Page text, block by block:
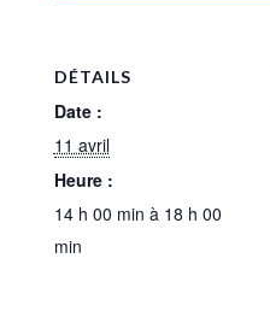
DÉTAILS
Date :
11 avril
Heure :
14 h 00 min à 18 h 00
min